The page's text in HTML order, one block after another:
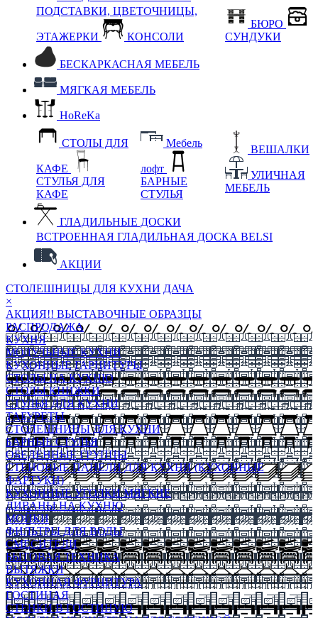
ПОДСТАВКИ, ЦВЕТОЧНИЦЫ,
ЭТАЖЕРКИ КОНСОЛИ
БЮРО
СУНДУКИ
БЕСКАРКАСНАЯ МЕБЕЛЬ
МЯГКАЯ МЕБЕЛЬ
HoReKa
СТОЛЫ ДЛЯ
КАФЕ
СТУЛЬЯ ДЛЯ
КАФЕ
Мебель
лофт
БАРНЫЕ
СТУЛЬЯ
ВЕШАЛКИ
УЛИЧНАЯ
МЕБЕЛЬ
ГЛАДИЛЬНЫЕ ДОСКИ
ВСТРОЕННАЯ ГЛАДИЛЬНАЯ ДОСКА BELSI
АКЦИИ
СТОЛЕШНИЦЫ ДЛЯ КУХНИ ДАЧА
×
АКЦИЯ!! ВЫСТАВОЧНЫЕ ОБРАЗЦЫ
РАСПРОДАЖА
КУХНЯ
МОДУЛЬНЫЕ КУХНИ
КУХОННЫЕ ГАРНИТУРЫ
СТОЛЫ НА КУХНЮ
СТОЛЫ КНИЖКИ
СТУЛЬЯ ДЛЯ КУХНИ
ТАБУРЕТЫ
СТОЛЕШНИЦЫ ДЛЯ КУХНИ
БАРНЫЕ СТУЛЬЯ
ОБЕДЕННЫЕ ГРУППЫ
СТЕНОВЫЕ ПАНЕЛИ ДЛЯ КУХНИ (КУХОННЫЕ
ФАРТУКИ)
КУХОННЫЕ УГОЛКИ МЯГКИЕ
ДИВАНЫ НА КУХНЮ
МОЙКИ
ФИЛЬТРЫ ДЛЯ ВОДЫ
СМЕСИТЕЛИ
БЫТОВАЯ ТЕХНИКА
ВЫТЯЖКИ
КУХОННАЯ ФУРНИТУРА
ГОСТИНАЯ
СТЕНКИ В ГОСТИНУЮ